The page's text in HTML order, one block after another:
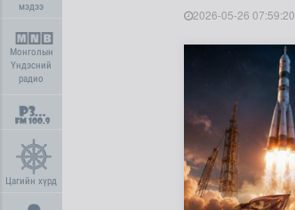
мэдээ
Монголын
Үндэсний
радио
Цагийн хүрд
2026-05-26 07:59:20